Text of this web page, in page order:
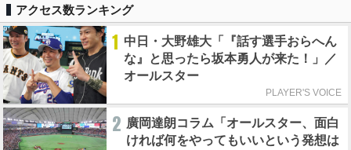
アクセス数ランキング
1 中日・大野雄大「『話す選手おらへん
な』と思ったら坂本勇人が来た！」／
オールスター
PLAYER'S VOICE
2 廣岡達朗コラム「オールスター、面白
ければ何をやってもいいという発想は